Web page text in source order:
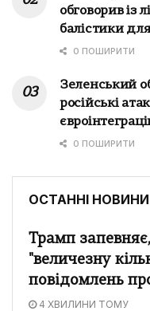
обговорив із
балістики
0 ПОШИРИТИ
Зеленський
російські
0 ПОШИРИТИ
ОСТАННІ НОВИНИ
Трамп
"величезну
повідомлень
4 ХВИЛИНИ ТОМУ